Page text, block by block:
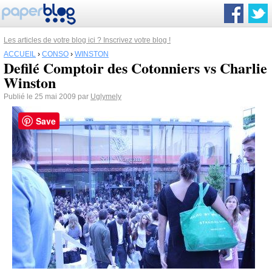
Les articles de votre blog ici ? Inscrivez votre blog !
ACCUEIL › CONSO › WINSTON
Defilé Comptoir des Cotonniers vs Charlie
Winston
Publié le 25 mai 2009 par Uglymely
Save